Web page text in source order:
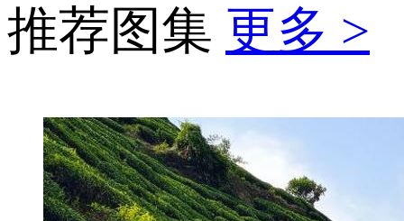
推荐图集 更多 >